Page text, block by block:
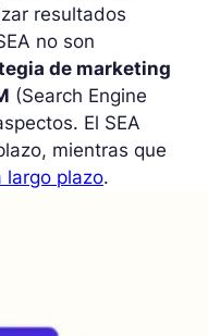
resultados
no son
de marketing
(Search Engine
El SEA
mientras que
largo plazo.